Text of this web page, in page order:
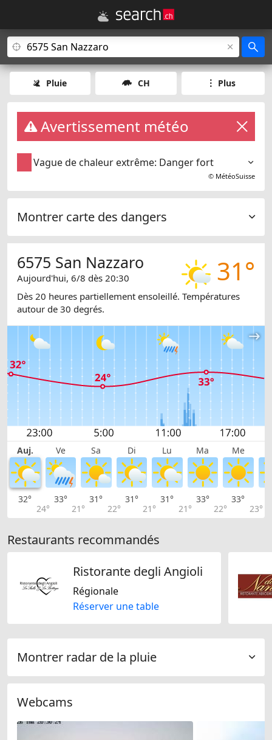
Pluie CH Plus
Avertissement météo
Vague de chaleur extrême: Danger fort
© MétéoSuisse
Montrer carte des dangers
31°
6575 San Nazzaro
Aujourd'hui, 6/8 dès 20:30
Dès 20 heures partiellement ensoleillé. Températures
autour de 30 degrés.
Auj. Ve Sa Di Lu Ma Me
32°
24°
33°
21°
31°
22°
31°
21°
31°
21°
33°
22°
33°
23°
Restaurants recommandés
Ristorante degli Angioli
Régionale
Réserver une table
Montrer radar de la pluie
Webcams